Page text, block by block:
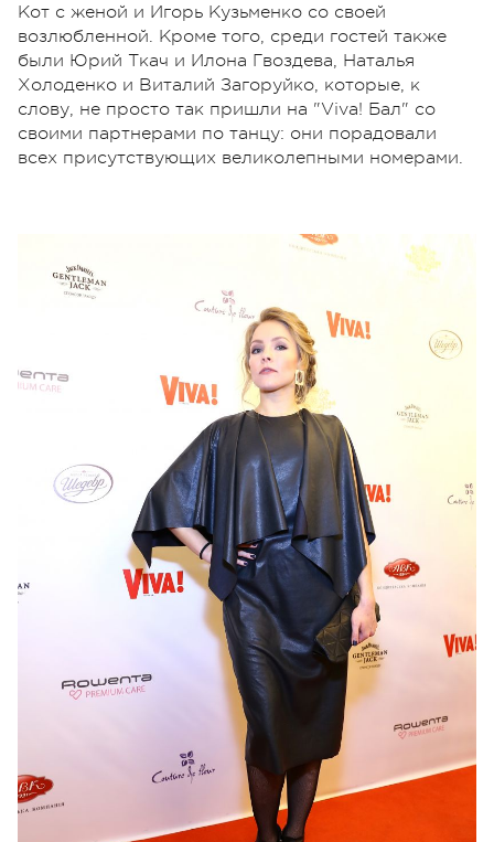
Кот с женой и Игорь Кузьменко со своей
возлюбленной. Кроме того, среди гостей также
были Юрий Ткач и Илона Гвоздева, Наталья
Холоденко и Виталий Загоруйко, которые, к
слову, не просто так пришли на "Viva! Бал" со
своими партнерами по танцу: они порадовали
всех присутствующих великолепными номерами.